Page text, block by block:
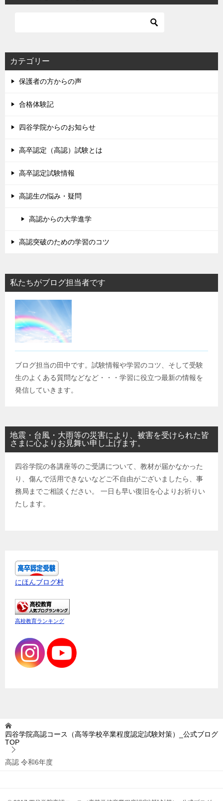
カテゴリー
保護者の方からの声
合格体験記
四谷学院からのお知らせ
高卒認定（高認）試験とは
高卒認定試験情報
高認生の悩み・疑問
高認からの大学進学
高認突破のための学習のコツ
私たちがブログ担当者です
ブログ担当の田中です。試験情報や学習のコツ、そして受験
生のよくある質問などなど・・・学習に役立つ最新の情報を
発信していきます。
地震・台風・大雨等の災害により、被害を受けられた皆
さまに心よりお見舞い申し上げます。
四谷学院の各講座等のご受講について、教材が届かなかった
り、傷んで活用できないなどご不自由がございましたら、事
務局までご相談ください。 一日も早い復旧を心よりお祈りい
たします。
にほんブログ村
高校教育ランキング
四谷学院高認コース（高等学校卒業程度認定試験対策）_公式ブログ
TOP
高認 令和6年度